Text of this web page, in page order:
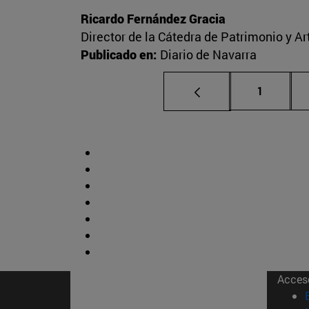
Ricardo Fernández Gracia
Director de la Cátedra de Patrimonio y
Publicado en: Diario de Navarra
Página
1